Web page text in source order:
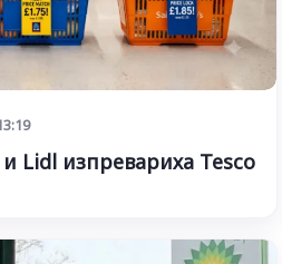
Lidl изпревариха Tesco